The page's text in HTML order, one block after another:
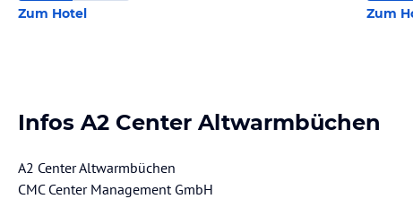
Zum Hotel Zum
Infos A2 Center Altwarmbüchen
A2 Center Altwarmbüchen
CMC Center Management GmbH